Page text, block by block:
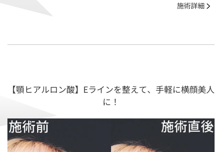
施術詳細
【顎ヒアルロン酸】Eラインを整えて、手軽に横顔美人
に！